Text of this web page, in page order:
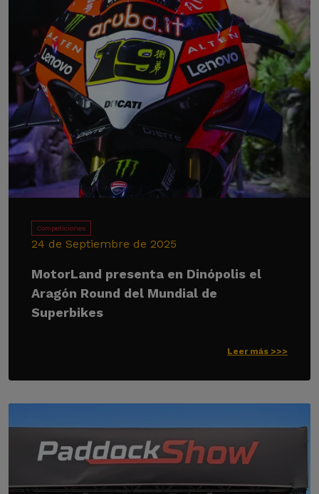
Competiciones
24 de Septiembre de 2025
MotorLand presenta en Dinópolis el
Aragón Round del Mundial de
Superbikes
Leer más >>>